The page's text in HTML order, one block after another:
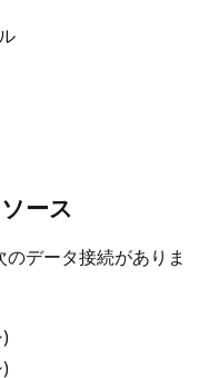
ース
データ接続がありま